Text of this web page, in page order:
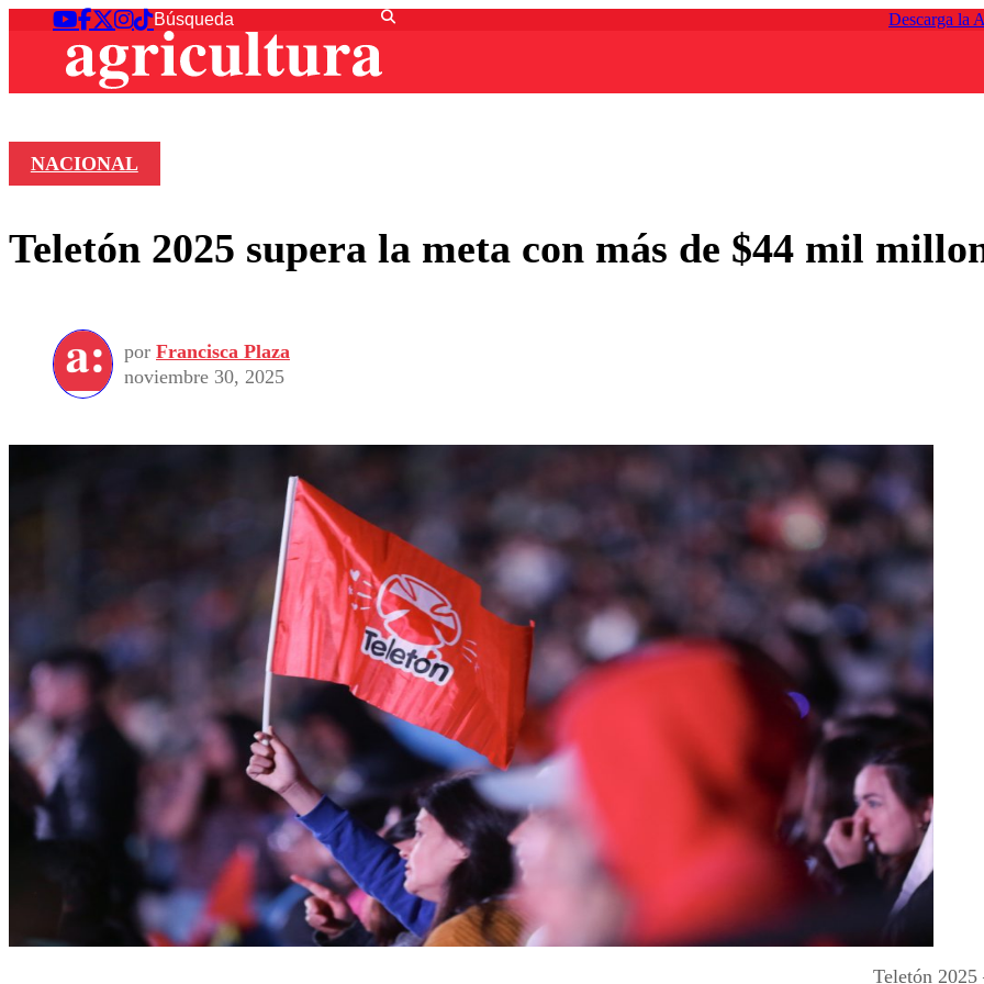
Descarga la
NACIONAL
Teletón 2025 supera la meta con más de $44 mil
por Francisca Plaza
noviembre 30, 2025
Teletón